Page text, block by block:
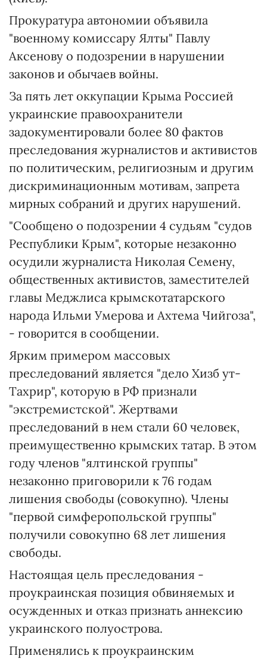
Прокуратура автономии объявила
"военному комиссару Ялты" Павлу
Аксенову о подозрении в нарушении
законов и обычаев войны.
За пять лет оккупации Крыма Россией
украинские правоохранители
задокументировали более 80 фактов
преследования журналистов и активистов
по политическим, религиозным и другим
дискриминационным мотивам, запрета
мирных собраний и других нарушений.
"Сообщено о подозрении 4 судьям "судов
Республики Крым", которые незаконно
осудили журналиста Николая Семену,
общественных активистов, заместителей
главы Меджлиса крымскотатарского
народа Ильми Умерова и Ахтема Чийгоза",
- говорится в сообщении.
Ярким примером массовых
преследований является "дело Хизб ут-
Тахрир", которую в РФ признали
"экстремистской". Жертвами
преследований в нем стали 60 человек,
преимущественно крымских татар. В этом
году членов "ялтинской группы"
незаконно приговорили к 76 годам
лишения свободы (совокупно). Члены
"первой симферопольской группы"
получили совокупно 68 лет лишения
свободы.
Настоящая цель преследования -
проукраинская позиция обвиняемых и
осужденных и отказ признать аннексию
украинского полуострова.
Применялись к проукраинским